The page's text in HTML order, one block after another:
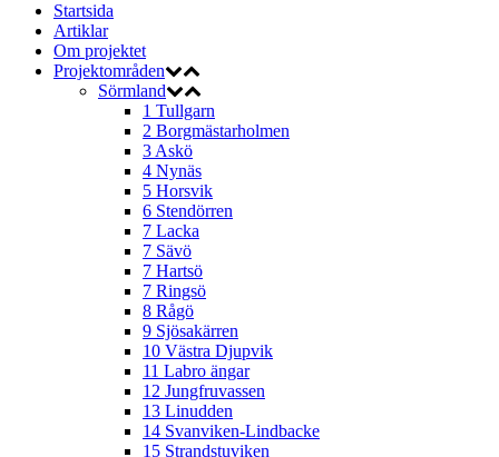
Startsida
Artiklar
Om projektet
Projektområden
Sörmland
1 Tullgarn
2 Borgmästarholmen
3 Askö
4 Nynäs
5 Horsvik
6 Stendörren
7 Lacka
7 Sävö
7 Hartsö
7 Ringsö
8 Rågö
9 Sjösakärren
10 Västra Djupvik
11 Labro ängar
12 Jungfruvassen
13 Linudden
14 Svanviken-Lindbacke
15 Strandstuviken